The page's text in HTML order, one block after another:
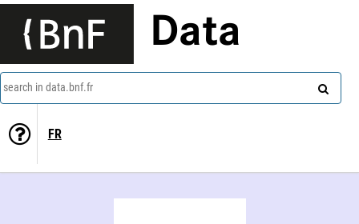
Data
search in data.bnf.fr
FR